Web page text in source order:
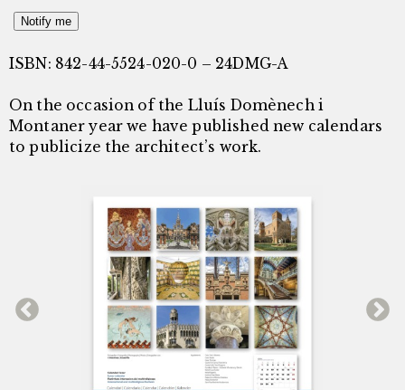
Notify me
ISBN: 842-44-5524-020-0 – 24DMG-A
On the occasion of the Lluís Domènech i
Montaner year we have published new calendars
to publicize the architect’s work.